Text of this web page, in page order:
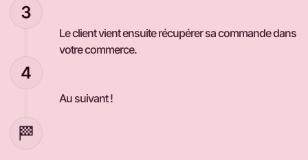
Le client vient ensuite récupérer sa commande dans
votre commerce.
Au suivant !